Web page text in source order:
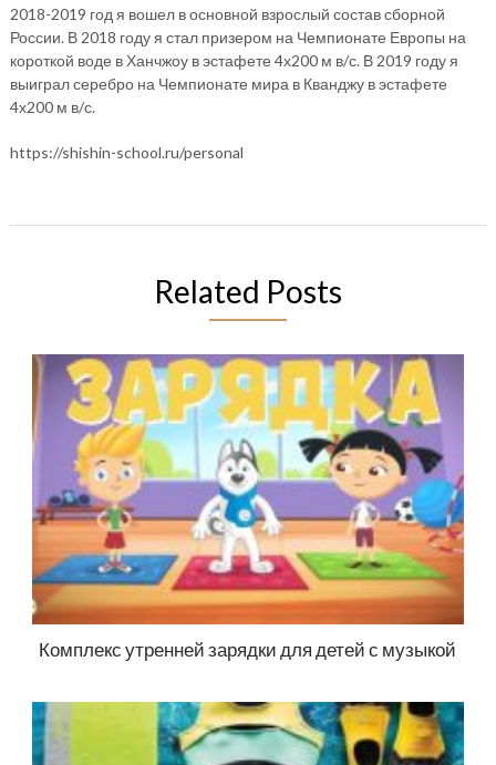
2018-2019 год я вошел в основной взрослый состав сборной
России. В 2018 году я стал призером на Чемпионате Европы на
короткой воде в Ханчжоу в эстафете 4х200 м в/с. В 2019 году я
выиграл серебро на Чемпионате мира в Кванджу в эстафете
4х200 м в/с.
https://shishin-school.ru/personal
Related Posts
Комплекс утренней зарядки для детей с музыкой